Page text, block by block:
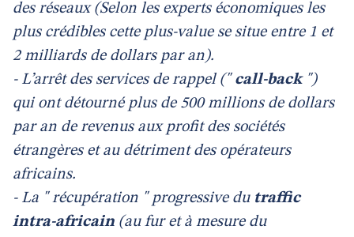
des réseaux (Selon les experts économiques les
plus crédibles cette plus-value se situe entre 1 et
2 milliards de dollars par an).
- L’arrêt des services de rappel (" call-back ")
qui ont détourné plus de 500 millions de dollars
par an de revenus aux profit des sociétés
étrangères et au détriment des opérateurs
africains.
- La " récupération " progressive du traffic
intra-africain (au fur et à mesure du